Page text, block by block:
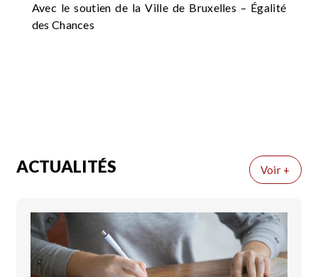
Avec le soutien de la Ville de Bruxelles – Égalité
des Chances
ACTUALITÉS Voir +